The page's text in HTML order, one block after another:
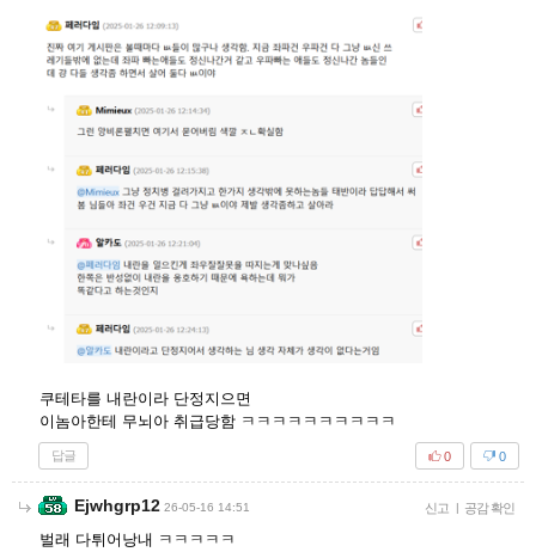
쿠테타를 내란이라 단정지으면
이놈아한테 무뇌아 취급당함 ㅋㅋㅋㅋㅋㅋㅋㅋㅋㅋ
답글 0
0
Ejwhgrp12 26-05-16 14:51 신고 | 공감 확인
벌래 다튀어낭내 ㅋㅋㅋㅋㅋ